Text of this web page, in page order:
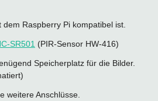
dem Raspberry Pi kompatibel ist.
SR501 (PIR-Sensor HW-416)
Speicherplatz für die Bilder.
weitere Anschlüsse.